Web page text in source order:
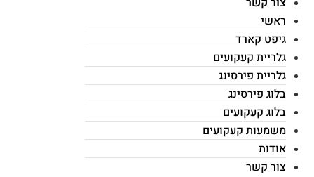
ראשי
גיפט קארד
גלריית קעקועים
גלריית פירסינג
בלוג פירסינג
בלוג קעקועים
משמעות קעקועים
אודות
צור קשר